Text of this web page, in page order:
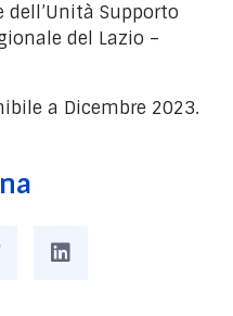
dell’Unità Supporto
del Lazio –
a Dicembre 2023.